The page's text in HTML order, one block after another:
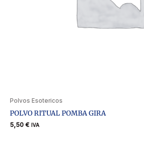
Polvos Esotericos
POLVO RITUAL POMBA GIRA
5,50 € IVA